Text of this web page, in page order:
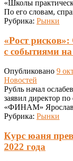
«Школы
По его словам,
Рубрика: Рынки
«Рост
с событиями
Опубликовано 9
Новостей
Рубль начал
заявил директор
«ФИНАМ» Ярослав
Рубрика: Рынки
Курс юаня
2022 года